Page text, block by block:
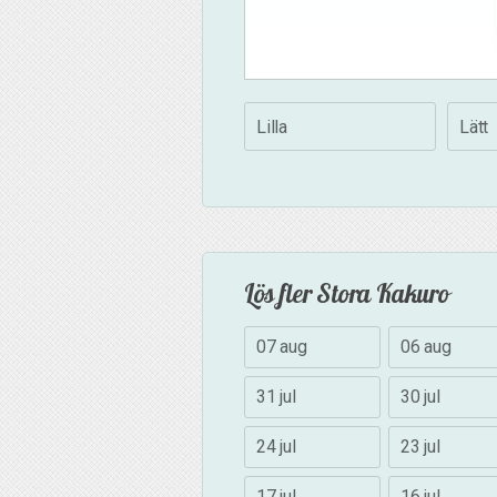
Lilla Lätt
Lös fler Stora Kakuro
07 aug 06 aug
31 jul 30 jul
24 jul 23 jul